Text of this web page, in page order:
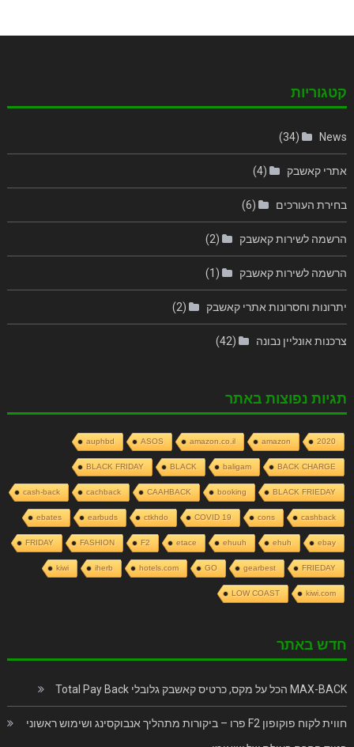
קטגוריות
News
(34)
אתרי קאשבק (4)
בחירת העורכים (6)
הרשמה לשירות קאשבק (2)
הרשמה לשירות קאשבק (1)
יתרונות וחסרונות אתרי קאשבק (2)
צרכנות אונליין נבונה (42)
תגיות נפוצות באתר
2020
amazon
amazon.co.il
ASOS
auphbd
BACK CHARGE
baligam
BLACK
BLACK FRIDAY
BLACK FRIEDAY
booking
CAAHBACK
cachback
cash-back
cashback
cons
COVID 19
ctkhdo
earbuds
ebates
ebay
ehuh
ehuuh
etace
F2
FASHION
FRIDAY
FRIEDAY
gearbest
GO
hotels.com
iherb
kiwi
kiwi.com
LOW COAST
חדש באתר
MAX-BACK הכל על מקס, כרטיס קאשבק גלובלי Total Pay Back
חווית לקוח פוקופון F2 פרו – ביקורות מתהליך אנבוקסינג ושימוש ראשוני